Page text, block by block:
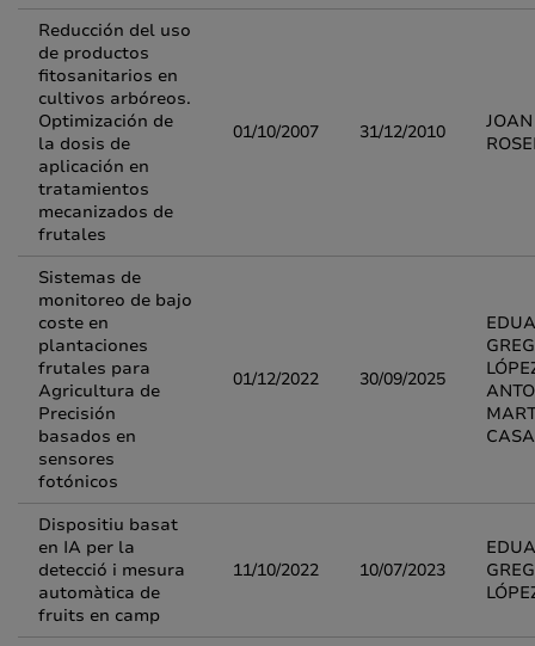
Reducción del uso
de productos
fitosanitarios en
cultivos arbóreos.
Optimización de
la dosis de
aplicación en
tratamientos
mecanizados de
frutales
01/10/2007 31/12/2010
Sistemas de
monitoreo de bajo
coste en
plantaciones
frutales para
Agricultura de
Precisión
basados en
sensores
fotónicos
01/12/2022 30/09/2025
Dispositiu basat
en IA per la
detecció i mesura
automàtica de
fruits en camp
11/10/2022 10/07/2023